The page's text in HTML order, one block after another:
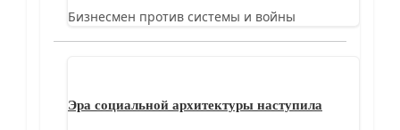
Бизнесмен против системы и войны
Эра социальной архитектуры наступила